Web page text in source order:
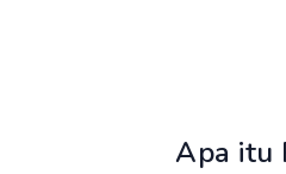
Apa itu